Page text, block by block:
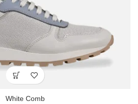
White Comb